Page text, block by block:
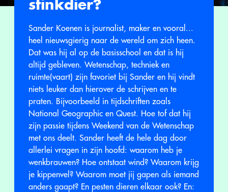
stinkdier?
Sander Koenen is journalist, maker en vooral...
heel nieuwsgierig naar de wereld om zich heen.
Dat was hij al op de basisschool en dat is hij
altijd gebleven. Wetenschap, techniek en
ruimte(vaart) zijn favoriet bij Sander en hij vindt
niets leuker dan hierover de schrijven en te
praten. Bijvoorbeeld in tijdschriften zoals
National Geographic en Quest. Hoe tof dat hij
zijn passie tijdens Weekend van de Wetenschap
met ons deelt. Sander heeft de hele dag door
allerlei vragen in zijn hoofd: waarom heb je
wenkbrauwen? Hoe ontstaat wind? Waarom krijg
je kippenvel? Waarom moet jij gapen als iemand
anders gaapt? En pesten dieren elkaar ook? En: